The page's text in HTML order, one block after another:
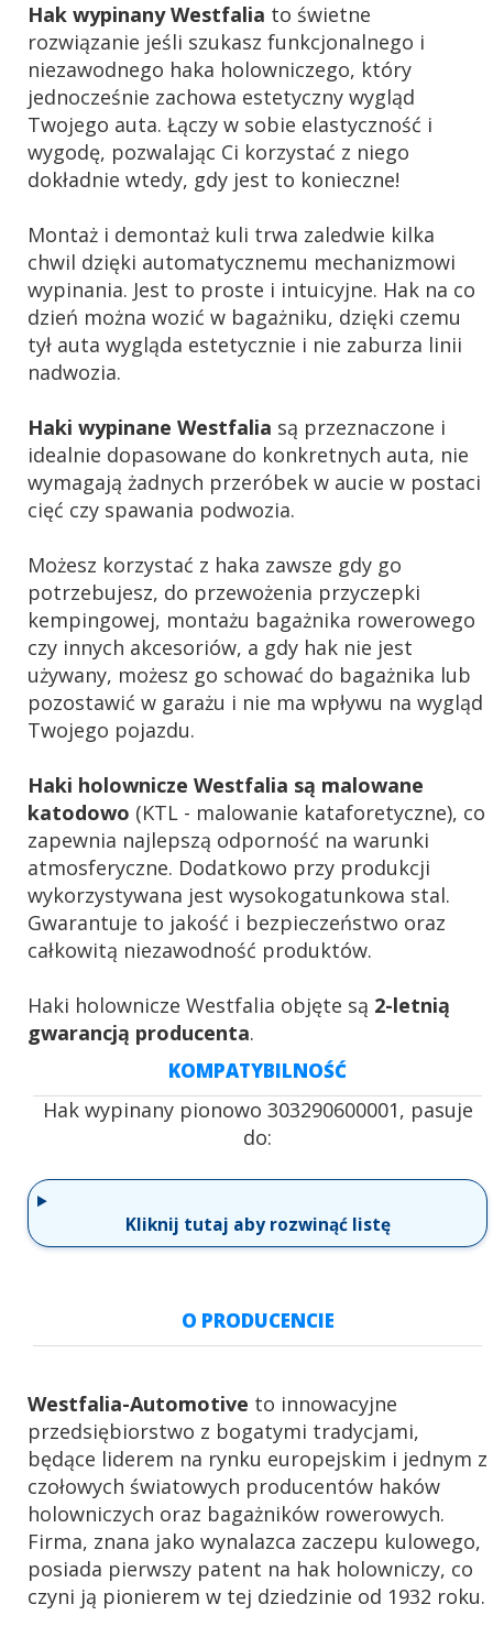
Hak wypinany Westfalia to świetne
rozwiązanie jeśli szukasz funkcjonalnego i
niezawodnego haka holowniczego, który
jednocześnie zachowa estetyczny wygląd
Twojego auta. Łączy w sobie elastyczność i
wygodę, pozwalając Ci korzystać z niego
dokładnie wtedy, gdy jest to konieczne!
Montaż i demontaż kuli trwa zaledwie kilka
chwil dzięki automatycznemu mechanizmowi
wypinania. Jest to proste i intuicyjne. Hak na co
dzień można wozić w bagażniku, dzięki czemu
tył auta wygląda estetycznie i nie zaburza linii
nadwozia.
Haki wypinane Westfalia są przeznaczone i
idealnie dopasowane do konkretnych auta, nie
wymagają żadnych przeróbek w aucie w postaci
cięć czy spawania podwozia.
Możesz korzystać z haka zawsze gdy go
potrzebujesz, do przewożenia przyczepki
kempingowej, montażu bagażnika rowerowego
czy innych akcesoriów, a gdy hak nie jest
używany, możesz go schować do bagażnika lub
pozostawić w garażu i nie ma wpływu na wygląd
Twojego pojazdu.
Haki holownicze Westfalia są malowane
katodowo (KTL - malowanie kataforetyczne), co
zapewnia najlepszą odporność na warunki
atmosferyczne. Dodatkowo przy produkcji
wykorzystywana jest wysokogatunkowa stal.
Gwarantuje to jakość i bezpieczeństwo oraz
całkowitą niezawodność produktów.
Haki holownicze Westfalia objęte są 2-letnią
gwarancją producenta.
KOMPATYBILNOŚĆ
Hak wypinany pionowo 303290600001, pasuje
do:
Kliknij tutaj aby rozwinąć listę
O PRODUCENCIE
Westfalia-Automotive to innowacyjne
przedsiębiorstwo z bogatymi tradycjami,
będące liderem na rynku europejskim i jednym z
czołowych światowych producentów haków
holowniczych oraz bagażników rowerowych.
Firma, znana jako wynalazca zaczepu kulowego,
posiada pierwszy patent na hak holowniczy, co
czyni ją pionierem w tej dziedzinie od 1932 roku.